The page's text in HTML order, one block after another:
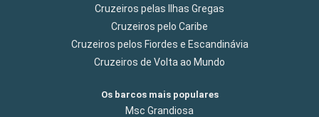
Cruzeiros pelas Ilhas Gregas
Cruzeiros pelo Caribe
Cruzeiros pelos Fiordes e Escandinávia
Cruzeiros de Volta ao Mundo
Os barcos mais populares
Msc Grandiosa